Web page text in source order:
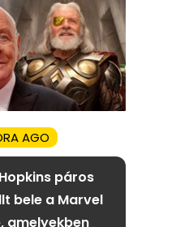
AGO
páros
bele a Marvel
amelyekben